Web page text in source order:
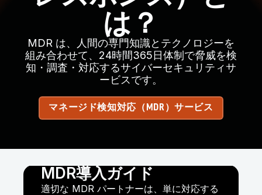
は？
MDR は、人間の専門知識とテクノロジーを
組み合わせて、24時間365日体制で脅威を検
知・調査・対応するサイバーセキュリティサ
ービスです。
マネージド検知対応（MDR）サービス
MDR導入ガイド
適切な MDR パートナーは、単に対応する